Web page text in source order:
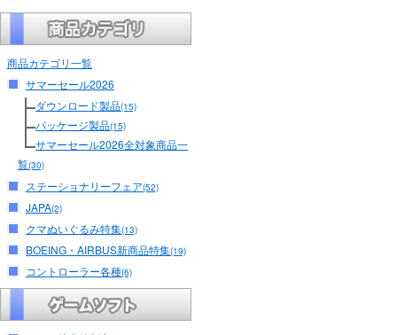
商品カテゴリ一覧
サマーセール2026
ダウンロード製品(15)
パッケージ製品(15)
サマーセール2026全対象商品一
覧(30)
ステーショナリーフェア(52)
JAPA(2)
クマぬいぐるみ特集(13)
BOEING・AIRBUS新商品特集(19)
コントローラー各種(6)